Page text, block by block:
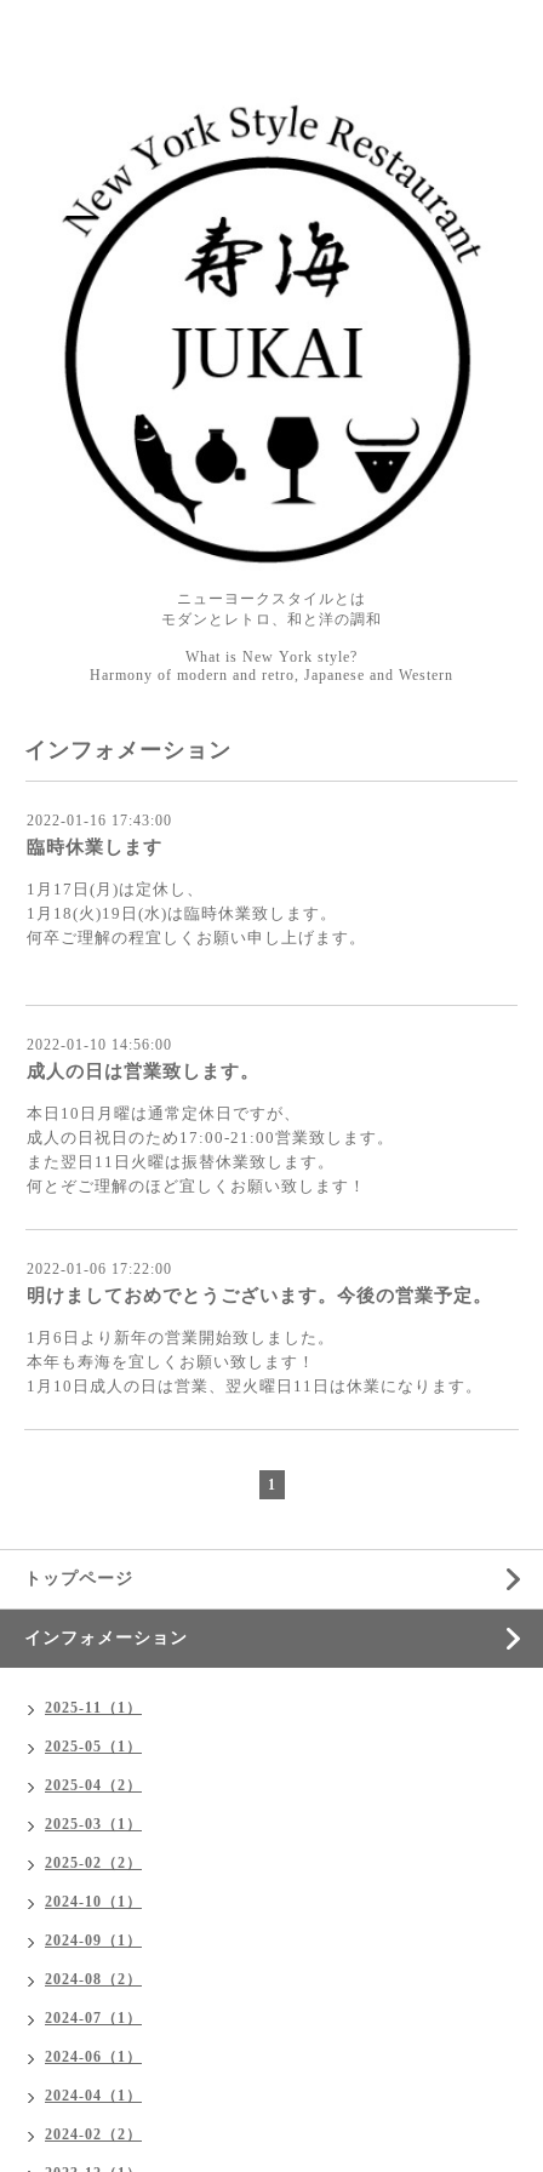
ニューヨークスタイルとは
モダンとレトロ、和と洋の調和
What is New York style?
Harmony of modern and retro, Japanese and Western
インフォメーション
2022-01-16 17:43:00
臨時休業します
1月17日(月)は定休し、
1月18(火)19日(水)は臨時休業致します。
何卒ご理解の程宜しくお願い申し上げます。
2022-01-10 14:56:00
成人の日は営業致します。
本日10日月曜は通常定休日ですが、
成人の日祝日のため17:00-21:00営業致します。
また翌日11日火曜は振替休業致します。
何とぞご理解のほど宜しくお願い致します！
2022-01-06 17:22:00
明けましておめでとうございます。今後の営業予定。
1月6日より新年の営業開始致しました。
本年も寿海を宜しくお願い致します！
1月10日成人の日は営業、翌火曜日11日は休業になります。
1
トップページ
インフォメーション
2025-11（1）
2025-05（1）
2025-04（2）
2025-03（1）
2025-02（2）
2024-10（1）
2024-09（1）
2024-08（2）
2024-07（1）
2024-06（1）
2024-04（1）
2024-02（2）